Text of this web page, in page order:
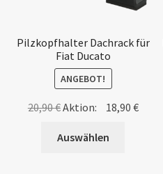
Pilzkopfhalter Dachrack für
Fiat Ducato
ANGEBOT!
20,90€Ursprünglicher
war:
Aktion: 18,90 €
Auswählen